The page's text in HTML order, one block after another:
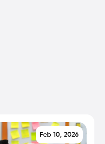
Feb 10, 2026